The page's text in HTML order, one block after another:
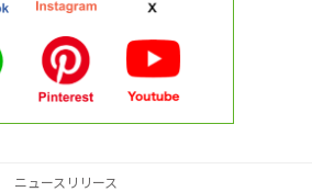
ニュースリリース